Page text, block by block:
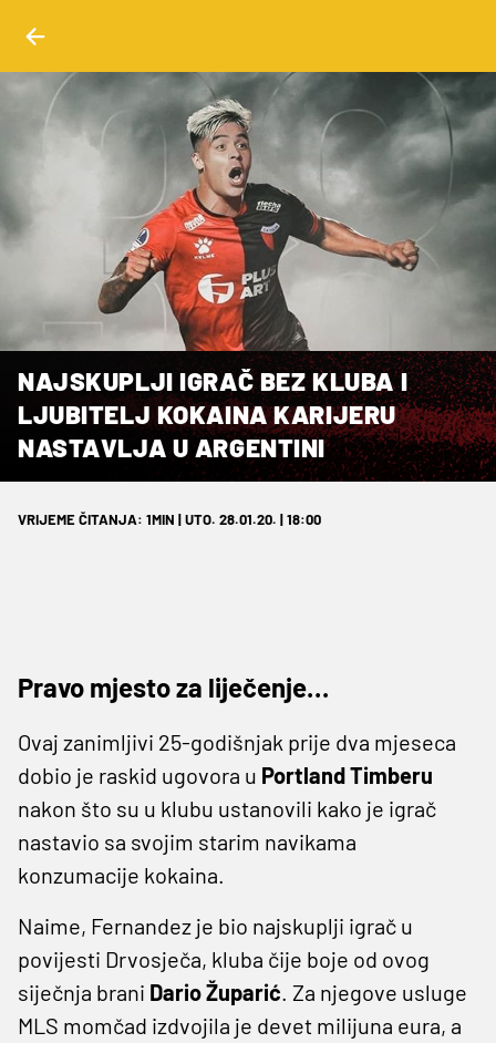
NAJSKUPLJI IGRAČ BEZ KLUBA I
LJUBITELJ KOKAINA KARIJERU
NASTAVLJA U ARGENTINI
VRIJEME ČITANJA: 1MIN | UTO. 28.01.20. | 18:00
Pravo mjesto za liječenje…
Ovaj zanimljivi 25-godišnjak prije dva mjeseca
dobio je raskid ugovora u Portland Timberu
nakon što su u klubu ustanovili kako je igrač
nastavio sa svojim starim navikama
konzumacije kokaina.
Naime, Fernandez je bio najskuplji igrač u
povijesti Drvosječa, kluba čije boje od ovog
siječnja brani Dario Župarić. Za njegove usluge
MLS momčad izdvojila je devet milijuna eura, a